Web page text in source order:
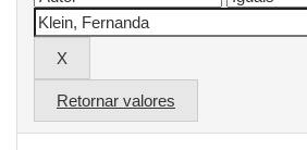
Retornar valores